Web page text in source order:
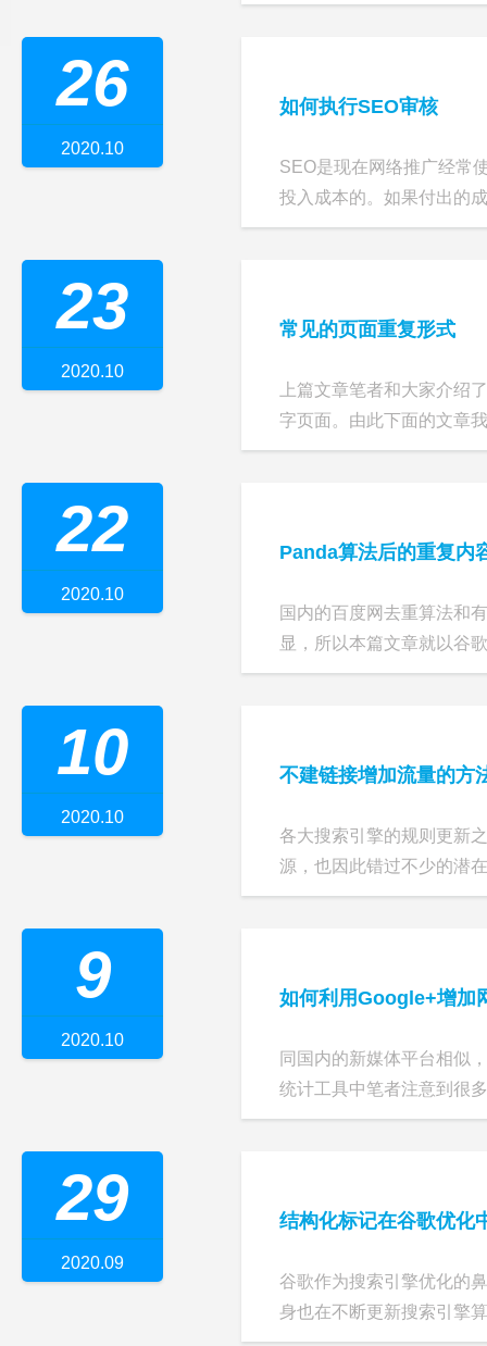
如何执行SEO审核
SEO是现在网络推广经常
投入成本的。如果付出的
26
2020.10
常见的页面重复形式
上篇文章笔者和大家介绍
字页面。由此下面的文章
23
2020.10
Panda算法后的重复内
国内的百度网去重算法和
显，所以本篇文章就以谷
22
2020.10
不建链接增加流量的方
各大搜索引擎的规则更新
源，也因此错过不少的潜
10
2020.10
如何利用Google+增加
同国内的新媒体平台相似
统计工具中笔者注意到很
9
2020.10
结构化标记在谷歌优化
谷歌作为搜索引擎优化的
身也在不断更新搜索引擎
29
2020.09